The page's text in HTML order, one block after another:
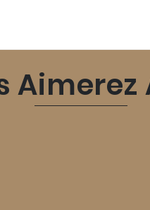
Aimerez